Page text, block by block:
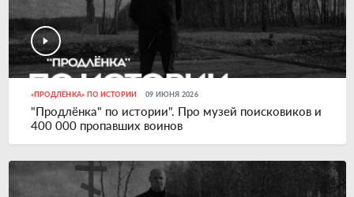
«ПРОДЛЁНКА» ПО ИСТОРИИ 09 ИЮНЯ 2026
"Продлёнка" по истории". Про музей поисковиков и
400 000 пропавших воинов